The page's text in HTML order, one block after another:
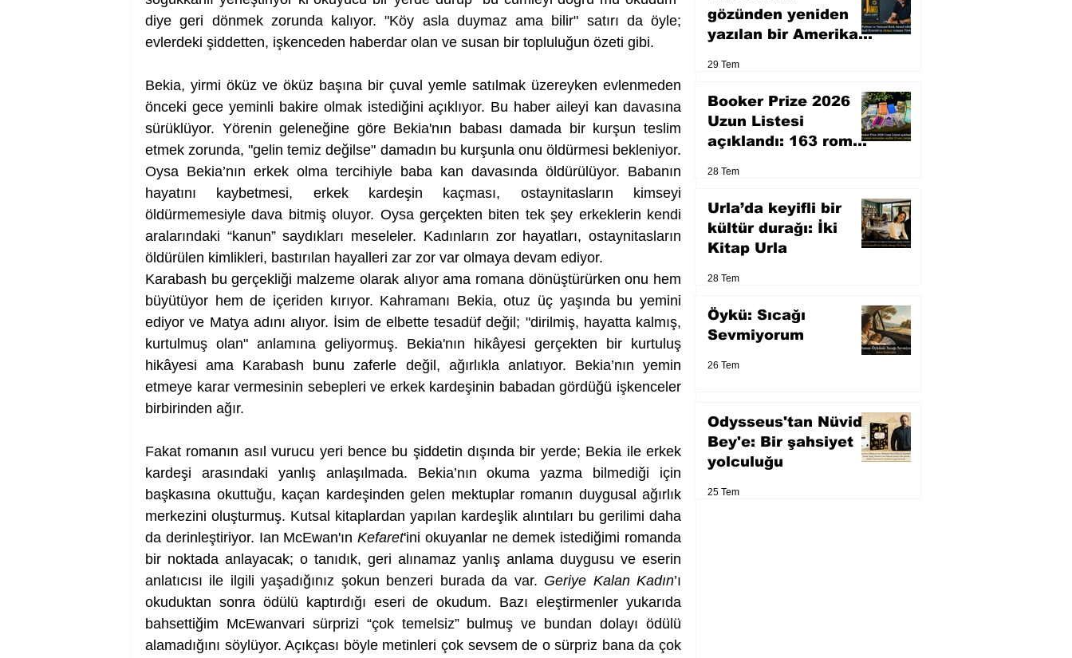
diye geri dönmek zorunda kalıyor. "Köy asla duymaz ama bilir" satırı da öyle;
evlerdeki şiddetten, işkenceden haberdar olan ve susan bir topluluğun özeti gibi.
Bekia, yirmi öküz ve öküz başına bir çuval yemle satılmak üzereyken evlenmeden
önceki gece yeminli bakire olmak istediğini açıklıyor. Bu haber aileyi kan davasına
sürüklüyor. Yörenin geleneğine göre Bekia'nın babası damada bir kurşun teslim
etmek zorunda, "gelin temiz değilse" damadın bu kurşunla onu öldürmesi bekleniyor.
Oysa Bekia’nın erkek olma tercihiyle baba kan davasında öldürülüyor. Babanın
hayatını kaybetmesi, erkek kardeşin kaçması, ostaynitasların kimseyi
öldürmemesiyle dava bitmiş oluyor. Oysa gerçekten biten tek şey erkeklerin kendi
aralarındaki “kanun” saydıkları meseleler. Kadınların zor hayatları, ostaynitasların
öldürülen kimlikleri, bastırılan hayalleri zar zor var olmaya devam ediyor.
Karabash bu gerçekliği malzeme olarak alıyor ama romana dönüştürürken onu hem
büyütüyor hem de içeriden kırıyor. Kahramanı Bekia, otuz üç yaşında bu yemini
ediyor ve Matya adını alıyor. İsim de elbette tesadüf değil; "dirilmiş, hayatta kalmış,
kurtulmuş olan" anlamına geliyormuş. Bekia'nın hikâyesi gerçekten bir kurtuluş
hikâyesi ama Karabash bunu zaferle değil, ağırlıkla anlatıyor. Bekia’nın yemin
etmeye karar vermesinin sebepleri ve erkek kardeşinin babadan gördüğü işkenceler
birbirinden ağır.
Fakat romanın asıl vurucu yeri bence bu şiddetin dışında bir yerde; Bekia ile erkek
kardeşi arasındaki yanlış anlaşılmada. Bekia’nın okuma yazma bilmediği için
başkasına okuttuğu, kaçan kardeşinden gelen mektuplar romanın duygusal ağırlık
merkezini oluşturmuş. Kutsal kitaplardan yapılan kardeşlik alıntıları bu gerilimi daha
da derinleştiriyor. Ian McEwan'ın Kefaret'ini okuyanlar ne demek istediğimi romanda
bir noktada anlayacak; o tanıdık, geri alınamaz yanlış anlama duygusu ve eserin
anlatıcısı ile ilgili yaşadığınız şokun benzeri burada da var. Geriye Kalan Kadın’ı
okuduktan sonra ödülü kaptırdığı eseri de okudum. Bazı eleştirmenler yukarıda
bahsettiğim McEwanvari sürprizi “çok temelsiz” bulmuş ve bundan dolayı ödülü
alamadığını söylüyor. Açıkçası böyle metinleri çok sevsem de o sürpriz bana da çok
gözünden yeniden
yazılan bir Amerikan
29 Tem
Booker Prize 2026
Uzun Listesi
açıklandı: 163 roman
28 Tem
Urla’da keyifli bir
kültür durağı: İki
Kitap Urla
28 Tem
Öykü: Sıcağı
Sevmiyorum
26 Tem
Odysseus'tan Nüvid
Bey'e: Bir şahsiyet
yolculuğu
25 Tem